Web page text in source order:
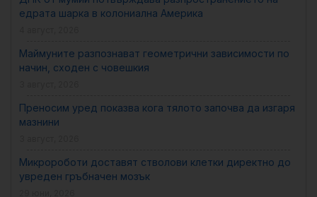
едрата шарка в колониална Америка
Маймуните разпознават геометрични зависимости по
начин, сходен с човешкия
Преносим уред показва кога тялото започва да изгаря
мазнини
Микророботи доставят стволови клетки директно до
увреден гръбначен мозък